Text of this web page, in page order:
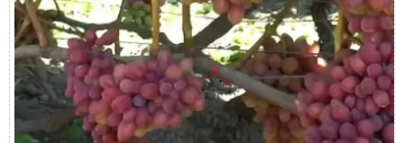
Срок созревания Ранний
Период цветения Май
Вид саженца Кустарник, Многолетние
Время посадки Апрель, Май, Сентябрь
Морозостойкость умеренная